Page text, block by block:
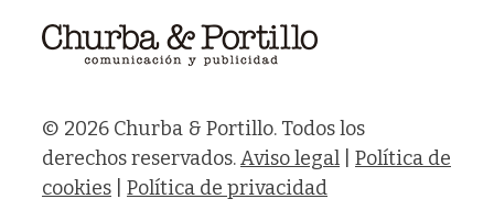
© 2026 Churba & Portillo. Todos los
derechos reservados.Aviso legal
Política de
cookies
Política de privacidad